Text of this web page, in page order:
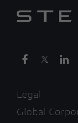
Legal
Global